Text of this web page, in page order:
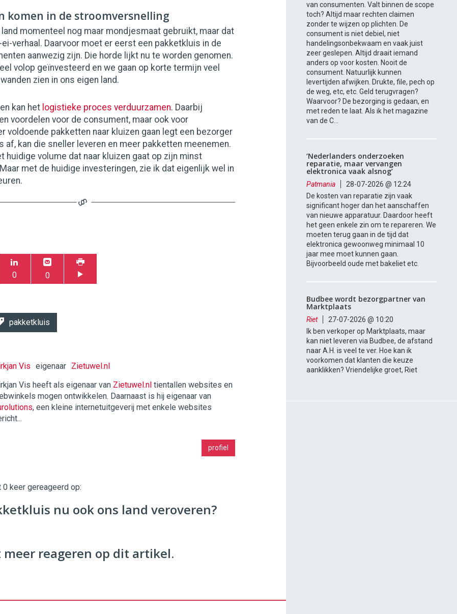
komen in de stroomversnelling
momenteel nog maar mondjesmaat gebruikt, maar dat
verhaal. Daarvoor moet er eerst een pakketkluis in de
aanwezig zijn. Die horde lijkt nu te worden genomen.
volop geïnvesteerd en we gaan op korte termijn veel
zien in ons eigen land.
kan het logistieke proces verduurzamen. Daarbij
voordelen voor de consument, maar ook voor
voldoende pakketten naar kluizen gaan legt een bezorger
af, kan die sneller leveren en meer pakketten meenemen.
huidige volume dat naar kluizen gaat op zijn minst
met de huidige investeringen, zie ik dat eigenlijk wel in
0 0
pakketkluis
Vis eigenaar Zietuwel.nl
Vis heeft als eigenaar van Zietuwel.nl tientallen websites en
mogen ontwikkelen. Daarnaast is hij eigenaar van
, een kleine internetuitgeverij met enkele websites
profiel
keer gereageerd op:
nu ook ons land veroveren?
meer reageren op dit artikel.
van consumenten. Valt binnen de scope
toch? Altijd maar rechten claimen
zonder te wijzen op plichten. De
consument is niet debiel, niet
handelingsonbekwaam en vaak juist
zeer geslepen. Altijd draait iemand
anders op voor kosten. Nooit de
consument. Natuurlijk kunnen
levertijden afwijken. Drukte, file, pech op
de weg, etc, etc. Geld terugvragen?
Waarvoor? De bezorging is gedaan, en
met reden te laat. Als ik het magazine
van de C...
‘Nederlanders onderzoeken
reparatie, maar vervangen
elektronica vaak alsnog’
Patmania
28-07-2026 @ 12:24
De kosten van reparatie zijn vaak
significant hoger dan het aanschaffen
van nieuwe apparatuur. Daardoor heeft
het geen enkele zin om te repareren. We
moeten terug gaan in de tijd dat
elektronica gewoonweg minimaal 10
jaar mee moet kunnen gaan.
Bijvoorbeeld oude met bakeliet etc.
Budbee wordt bezorgpartner van
Marktplaats
Riet
27-07-2026 @ 10:20
Ik ben verkoper op Marktplaats, maar
kan niet leveren via Budbee, de afstand
naar A.H. is veel te ver. Hoe kan ik
voorkomen dat klanten die keuze
aanklikken? Vriendelijke groet, Riet